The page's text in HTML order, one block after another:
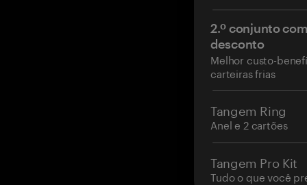
2.º conjunto
desconto
Melhor custo-
carteiras frias
Tangem Ring
Anel e 2 cartões
Tangem Pro Kit
Tudo o que você